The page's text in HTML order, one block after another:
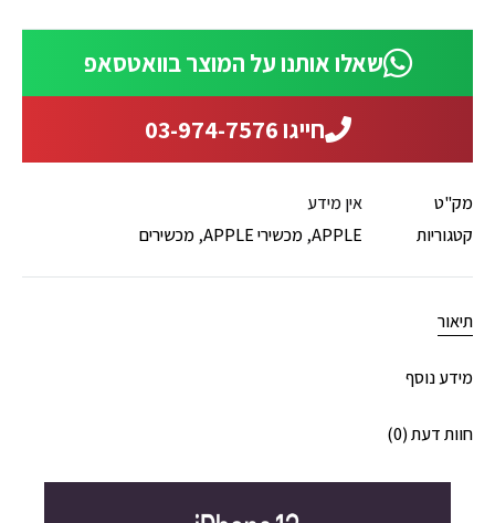
שאלו אותנו על המוצר בוואטסאפ
חייגו 03-974-7576
מק"ט
אין מידע
קטגוריות
APPLE
,מכשירי APPLE ,מכשירים
תיאור
מידע נוסף
חוות דעת (0)